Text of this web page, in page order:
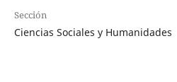
Sección
Ciencias Sociales y Humanidades